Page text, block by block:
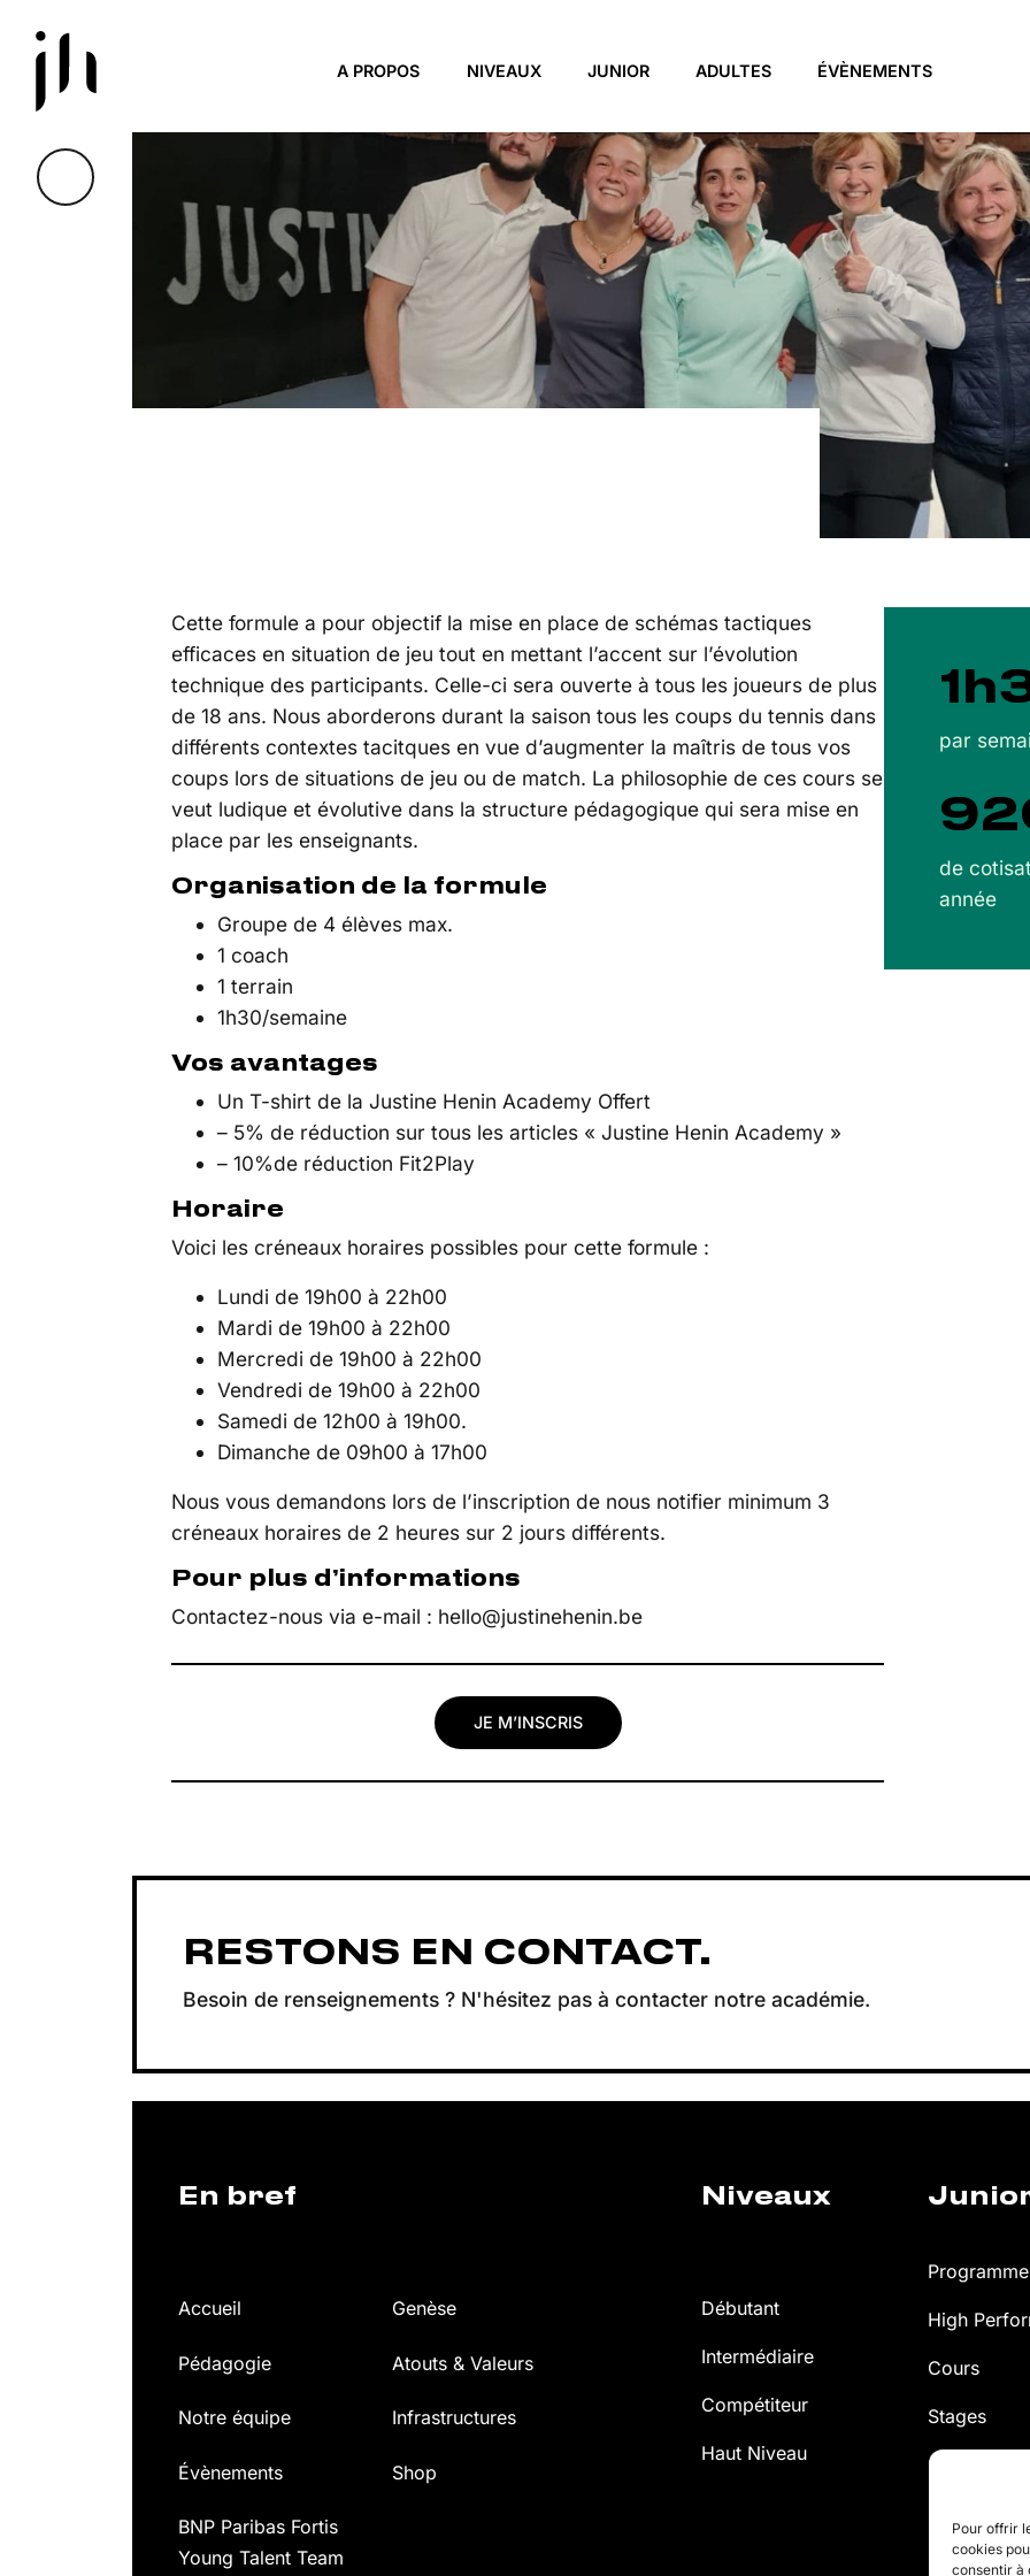
Pour offrir
cookies
consentir à
Skip to main content
A PROPOS NIVEAUX JUNIOR ADULTES ÉVÈNEMENTS
Cette formule a pour objectif la mise en place de schémas tactiques
efficaces en situation de jeu tout en mettant l’accent sur l’évolution
technique des participants. Celle-ci sera ouverte à tous les joueurs de plus
de 18 ans. Nous aborderons durant la saison tous les coups du tennis dans
différents contextes tacitques en vue d’augmenter la maîtris de tous vos
coups lors de situations de jeu ou de match. La philosophie de ces cours se
veut ludique et évolutive dans la structure pédagogique qui sera mise en
place par les enseignants.
Organisation de la formule
Groupe de 4 élèves max.
1 coach
1 terrain
1h30/semaine
Vos avantages
Un T-shirt de la Justine Henin Academy Offert
– 5% de réduction sur tous les articles « Justine Henin Academy »
– 10%de réduction Fit2Play
Horaire
Voici les créneaux horaires possibles pour cette formule :
Lundi de 19h00 à 22h00
Mardi de 19h00 à 22h00
Mercredi de 19h00 à 22h00
Vendredi de 19h00 à 22h00
Samedi de 12h00 à 19h00.
Dimanche de 09h00 à 17h00
Nous vous demandons lors de l’inscription de nous notifier minimum 3
créneaux horaires de 2 heures sur 2 jours différents.
Pour plus d’informations
Contactez-nous via e-mail : hello@justinehenin.be
JE M’INSCRIS
par
de
année
RESTONS EN CONTACT.
Besoin de renseignements ? N'hésitez pas à contacter notre académie.
En bref
Accueil Genèse
Pédagogie Atouts & Valeurs
Notre équipe Infrastructures
Évènements Shop
BNP Paribas Fortis
Young Talent Team
Niveaux
Débutant
Intermédiaire
Compétiteur
Haut Niveau
High
Cours
Stages